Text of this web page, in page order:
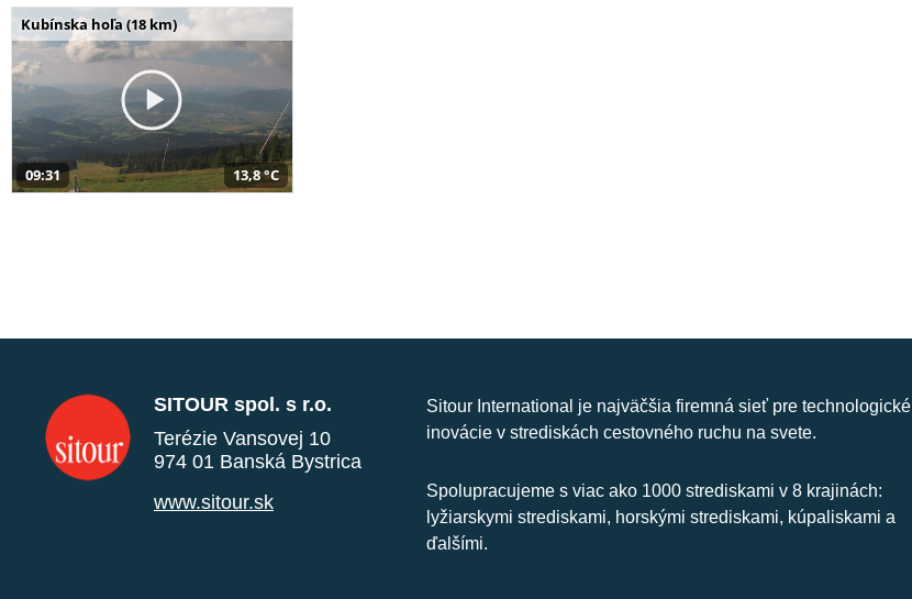
Kubínska hoľa (18 km)
09:31 13,8 °C
SITOUR spol. s r.o.
Terézie Vansovej 10
974 01 Banská Bystrica
www.sitour.sk
Sitour International je najväčšia firemná sieť pre technologické
inovácie v strediskách cestovného ruchu na svete.
Spolupracujeme s viac ako 1000 strediskami v 8 krajinách:
lyžiarskymi strediskami, horskými strediskami, kúpaliskami a
ďalšími.